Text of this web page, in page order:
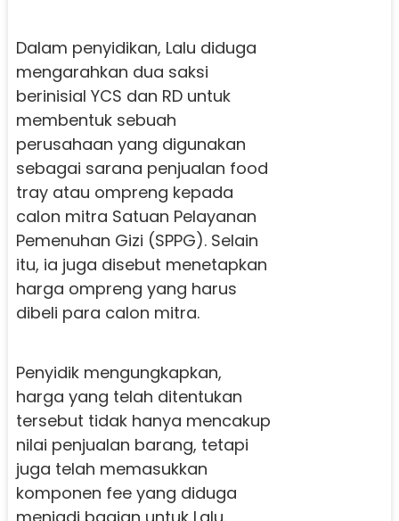
Dalam penyidikan, Lalu diduga
mengarahkan dua saksi
berinisial YCS dan RD untuk
membentuk sebuah
perusahaan yang digunakan
sebagai sarana penjualan food
tray atau ompreng kepada
calon mitra Satuan Pelayanan
Pemenuhan Gizi (SPPG). Selain
itu, ia juga disebut menetapkan
harga ompreng yang harus
dibeli para calon mitra.
Penyidik mengungkapkan,
harga yang telah ditentukan
tersebut tidak hanya mencakup
nilai penjualan barang, tetapi
juga telah memasukkan
komponen fee yang diduga